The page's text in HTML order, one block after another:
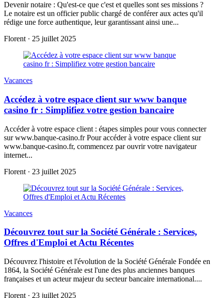
Devenir notaire : Qu'est-ce que c'est et quelles sont ses missions ?
Le notaire est un officier public chargé de conférer aux actes qu'il
rédige une force authentique, leur garantissant ainsi une...
Florent · 25 juillet 2025
Vacances
Accédez à votre espace client sur www banque
casino fr : Simplifiez votre gestion bancaire
Accéder à votre espace client : étapes simples pour vous connecter
sur www.banque-casino.fr Pour accéder à votre espace client sur
www.banque-casino.fr, commencez par ouvrir votre navigateur
internet...
Florent · 23 juillet 2025
Vacances
Découvrez tout sur la Société Générale : Services,
Offres d'Emploi et Actu Récentes
Découvrez l'histoire et l'évolution de la Société Générale Fondée en
1864, la Société Générale est l'une des plus anciennes banques
françaises et un acteur majeur du secteur bancaire international....
Florent · 23 juillet 2025